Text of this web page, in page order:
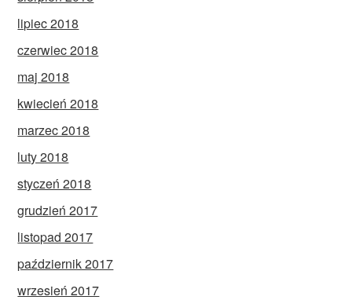
lipiec 2018
czerwiec 2018
maj 2018
kwiecień 2018
marzec 2018
luty 2018
styczeń 2018
grudzień 2017
listopad 2017
październik 2017
wrzesień 2017